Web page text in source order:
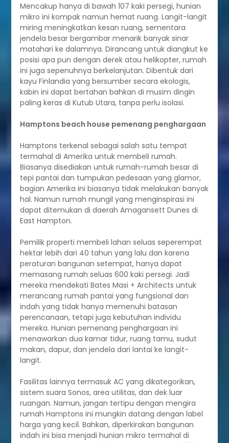
Mencakup hanya di bawah 107 kaki persegi, hunian
mikro ini kompak namun hemat ruang. Langit-langit
miring meningkatkan kesan ruang, sementara
jendela besar bergambar menarik banyak sinar
matahari ke dalamnya. Dirancang untuk diangkut ke
posisi apa pun dengan derek atau helikopter, rumah
ini juga sepenuhnya berkelanjutan. Dibentuk dari
kayu Finlandia yang bersumber secara ekologis,
kabin ini dapat bertahan bahkan di musim dingin
paling keras di Kutub Utara, tanpa perlu isolasi.
Hamptons beach house pemenang penghargaan
Hamptons terkenal sebagai salah satu tempat
termahal di Amerika untuk membeli rumah.
Biasanya disediakan untuk rumah-rumah besar di
tepi pantai dan tumpukan pedesaan yang glamor,
bagian Amerika ini biasanya tidak melakukan banyak
hal. Namun rumah mungil yang menginspirasi ini
dapat ditemukan di daerah Amagansett Dunes di
East Hampton.
Pemilik properti membeli lahan seluas seperempat
hektar lebih dari 40 tahun yang lalu dan karena
peraturan bangunan setempat, hanya dapat
memasang rumah seluas 600 kaki persegi. Jadi
mereka mendekati Bates Masi + Architects untuk
merancang rumah pantai yang fungsional dan
indah yang tidak hanya memenuhi batasan
perencanaan, tetapi juga kebutuhan individu
mereka. Hunian pemenang penghargaan ini
menawarkan dua kamar tidur, ruang tamu, sudut
makan, dapur, dan jendela dari lantai ke langit-
langit.
Fasilitas lainnya termasuk AC yang dikategorikan,
sistem suara Sonos, area utilitas, dan dek luar
ruangan. Namun, jangan tertipu dengan mengira
rumah Hamptons ini mungkin datang dengan label
harga yang kecil. Bahkan, diperkirakan bangunan
indah ini bisa menjadi hunian mikro termahal di